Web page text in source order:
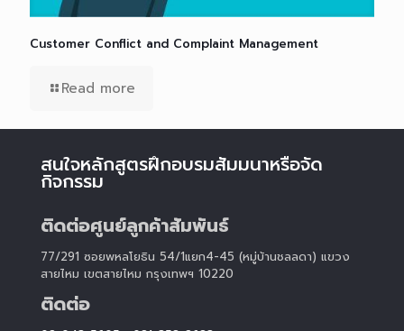
Customer Conflict and Complaint Management
Read more
สนใจหลักสูตรฝึกอบรมสัมมนาหรือจัด
กิจกรรม
ติดต่อศูนย์ลูกค้าสัมพันธ์
77/291 ซอยพหลโยธิน 54/1แยก4-45 (หมู่บ้านชลลดา) แขวง
สายไหม เขตสายไหม กรุงเทพฯ 10220
ติดต่อ